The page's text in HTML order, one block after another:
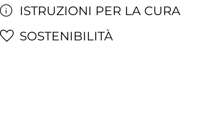
ISTRUZIONI PER LA CURA
SOSTENIBILITÀ